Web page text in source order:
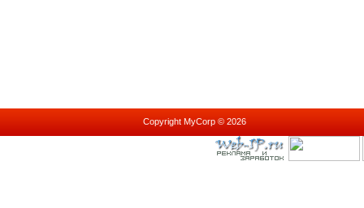
Copyright MyCorp © 2026